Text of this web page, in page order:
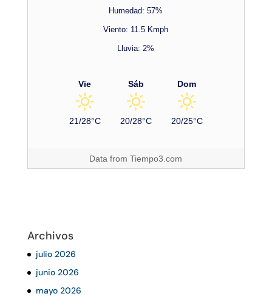
Humedad: 57%
Viento: 11.5 Kmph
Lluvia: 2%
Vie
21/28°C
Sáb
20/28°C
Dom
20/25°C
Data fromTiempo3.com
Archivos
julio 2026
junio 2026
mayo 2026